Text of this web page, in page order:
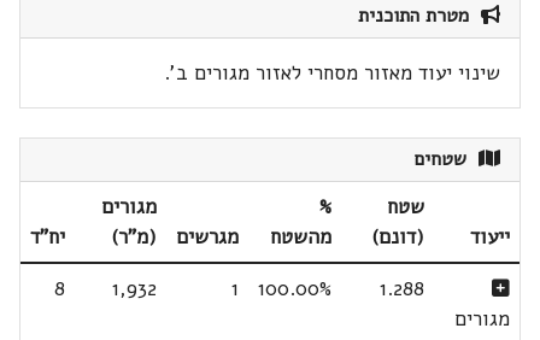
מטרת התוכנית
שינוי יעוד מאזור מסחרי לאזור מגורים ב'.
שטחים
ייעוד
שטח
(דונם)
%
מהשטח
מגרשים
מגורים
(מ"ר)
יח"ד
מגורים
1.288
100.00%
1
1,932
8